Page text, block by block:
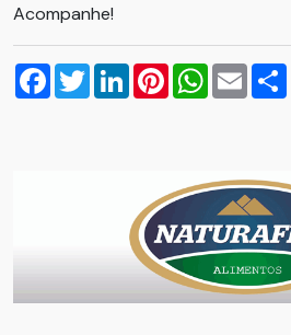
Acompanhe!
Facebook
TwitterLinkedInPinterestWhatsApp
Email